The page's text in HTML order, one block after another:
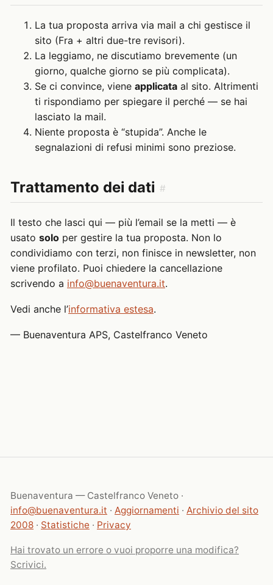
La tua proposta arriva via mail a chi gestisce il
sito (Fra + altri due-tre revisori).
La leggiamo, ne discutiamo brevemente (un
giorno, qualche giorno se più complicata).
Se ci convince, viene applicata al sito. Altrimenti
ti rispondiamo per spiegare il perché — se hai
lasciato la mail.
Niente proposta è “stupida”. Anche le
segnalazioni di refusi minimi sono preziose.
Trattamento dei dati #
Il testo che lasci qui — più l’email se la metti — è
usato solo per gestire la tua proposta. Non lo
condividiamo con terzi, non finisce in newsletter, non
viene profilato. Puoi chiedere la cancellazione
scrivendo a info@buenaventura.it.
Vedi anche l’informativa estesa.
— Buenaventura APS, Castelfranco Veneto
Buenaventura — Castelfranco Veneto ·
info@buenaventura.it · Aggiornamenti · Archivio del sito
2008 · Statistiche · Privacy
Hai trovato un errore o vuoi proporre una modifica?
Scrivici.